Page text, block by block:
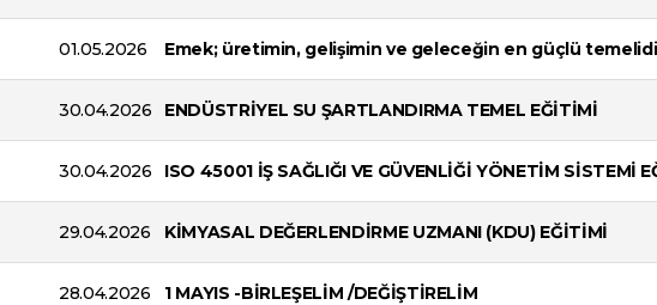
01.05.2026 Emek; üretimin, gelişimin ve geleceğin en güçlü
30.04.2026 ENDÜSTRİYEL SU ŞARTLANDIRMA TEMEL EĞİTİMİ
30.04.2026 ISO 45001 İŞ SAĞLIĞI VE GÜVENLİĞİ YÖNETİM SİSTEMİ
29.04.2026 KİMYASAL DEĞERLENDİRME UZMANI (KDU) EĞİTİMİ
28.04.2026 1 MAYIS -BİRLEŞELİM /DEĞİŞTİRELİM